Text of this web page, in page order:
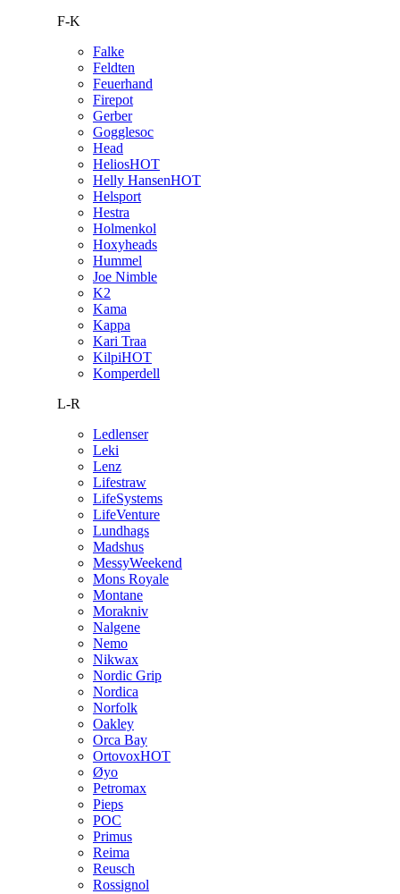
F-K
Falke
Feldten
Feuerhand
Firepot
Gerber
Gogglesoc
Head
HeliosHOT
Helly HansenHOT
Helsport
Hestra
Holmenkol
Hoxyheads
Hummel
Joe Nimble
K2
Kama
Kappa
Kari Traa
KilpiHOT
Komperdell
L-R
Ledlenser
Leki
Lenz
Lifestraw
LifeSystems
LifeVenture
Lundhags
Madshus
MessyWeekend
Mons Royale
Montane
Morakniv
Nalgene
Nemo
Nikwax
Nordic Grip
Nordica
Norfolk
Oakley
Orca Bay
OrtovoxHOT
Øyo
Petromax
Pieps
POC
Primus
Reima
Reusch
Rossignol